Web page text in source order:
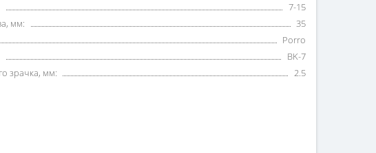
7-15
мм:
35
Porro
BK-7
зрачка, мм:
2.5